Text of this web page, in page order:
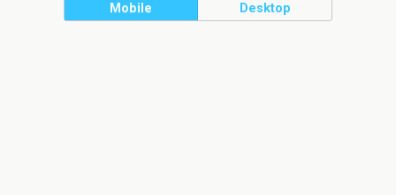
Mobile Desktop